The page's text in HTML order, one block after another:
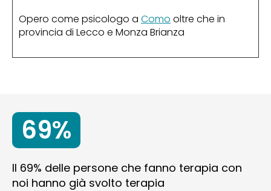
Opero come psicologo a Como oltre che in
provincia di Lecco e Monza Brianza
69%
Il 69% delle persone che fanno terapia con
noi hanno già svolto terapia